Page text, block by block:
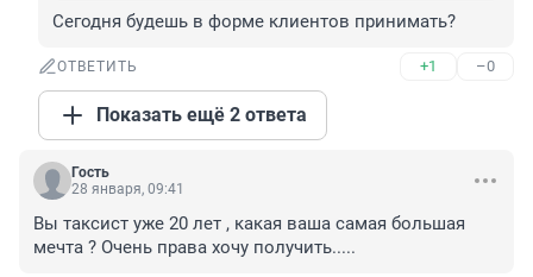
Сегодня будешь в форме клиентов принимать?
ОТВЕТИТЬ +1 –0
Показать ещё 2 ответа
Гость
28 января, 09:41
Вы таксист уже 20 лет , какая ваша самая большая
мечта ? Очень права хочу получить.....